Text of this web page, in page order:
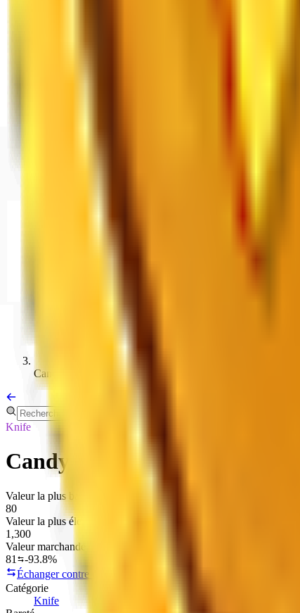
Candy
Knife
Candy
Valeur la plus basse
80
Valeur la plus élevée
1,300
Valeur marchande
81
-93.8%
Échanger contre Candy
Catégorie
Knife